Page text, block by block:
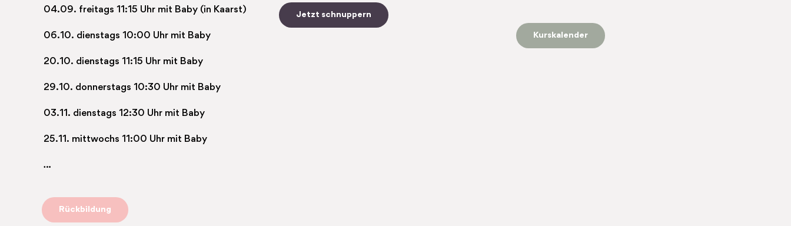
04.09. freitags 11:15 Uhr mit Baby (in Kaarst)
06.10. dienstags 10:00 Uhr mit Baby
20.10. dienstags 11:15 Uhr mit Baby
29.10. donnerstags 10:30 Uhr mit Baby
03.11. dienstags 12:30 Uhr mit Baby
25.11. mittwochs 11:00 Uhr mit Baby
…
Rückbildung
Jetzt schnuppern
Kurskalender